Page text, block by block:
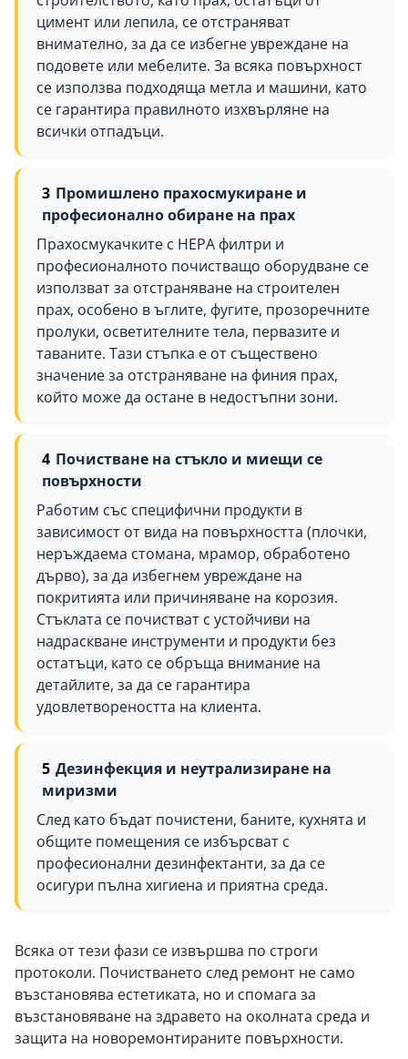
цимент или лепила, се отстраняват
внимателно, за да се избегне увреждане на
подовете или мебелите. За всяка повърхност
се използва подходяща метла и машини, като
се гарантира правилното изхвърляне на
всички отпадъци.
Промишлено прахосмукиране и
професионално обиране на прах
Прахосмукачките с HEPA филтри и
професионалното почистващо оборудване се
използват за отстраняване на строителен
прах, особено в ъглите, фугите, прозоречните
пролуки, осветителните тела, первазите и
таваните. Тази стъпка е от съществено
значение за отстраняване на финия прах,
който може да остане в недостъпни зони.
Почистване на стъкло и миещи се
повърхности
Работим със специфични продукти в
зависимост от вида на повърхността (плочки,
неръждаема стомана, мрамор, обработено
дърво), за да избегнем увреждане на
покритията или причиняване на корозия.
Стъклата се почистват с устойчиви на
надраскване инструменти и продукти без
остатъци, като се обръща внимание на
детайлите, за да се гарантира
удовлетвореността на клиента.
Дезинфекция и неутрализиране на
миризми
След като бъдат почистени, баните, кухнята и
общите помещения се избърсват с
професионални дезинфектанти, за да се
осигури пълна хигиена и приятна среда.
Всяка от тези фази се извършва по строги
протоколи. Почистването след ремонт не само
възстановява естетиката, но и спомага за
възстановяване на здравето на околната среда и
защита на новоремонтираните повърхности.